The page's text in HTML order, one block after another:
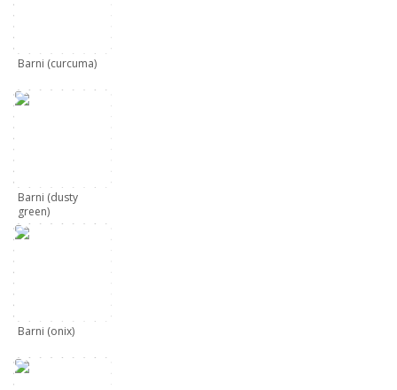
Barni (curcuma)
Barni (dusty
green)
Barni (onix)